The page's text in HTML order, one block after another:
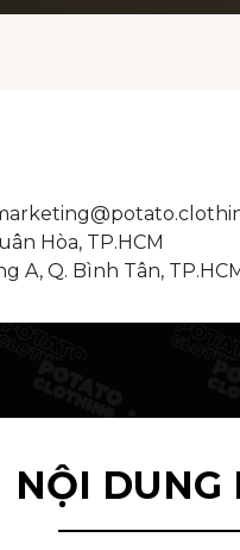
Hòa, TP.HCM
A, Q. Bình Tân,
NỘI DUNG